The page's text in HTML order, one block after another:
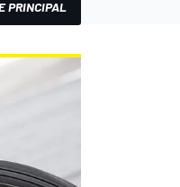
PRINCIPAL